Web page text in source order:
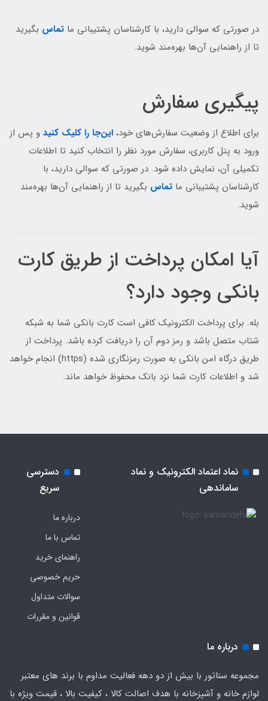
در صورتی که سوالی دارید، با کارشناسان پشتیبانی ما تماس بگیرید
تا از راهنمایی آن‌ها بهره‌مند شوید.
پیگیری سفارش
برای اطلاع از وضعیت سفارش‌های خود، این‌جا را کلیک کنید و پس از
ورود به پنل کاربری، سفارش مورد نظر را انتخاب کنید تا اطلاعات
تکمیلی آن، نمایش داده شود. در صورتی که سوالی دارید، با
کارشناسان پشتیبانی ما تماس بگیرید تا از راهنمایی آن‌ها بهره‌مند
شوید.
آیا امکان پرداخت از طریق کارت
بانکی وجود دارد؟
بله. برای پرداخت الکترونیک کافی است کارت بانکی شما به شبکه
شتاب متصل باشد و رمز دوم آن را دریافت کرده باشد. پرداخت از
طریق درگاه امن بانکی به صورت رمزنگاری شده (https) انجام خواهد
شد و اطلاعات کارت شما نزد بانک محفوظ خواهد ماند.
نماد اعتماد الکترونیک و نماد
ساماندهی
دسترسی
سریع
درباره ما
تماس با ما
راهنمای خرید
حریم خصوصی
سوالات متداول
قوانین و مقررات
درباره ما
مجموعه سناتور با بیش از دو دهه فعالیت مداوم با برند های معتبر
لوازم خانه و آشپزخانه با هدف اصالت کالا ، کیفیت بالا ، قیمت ویژه با